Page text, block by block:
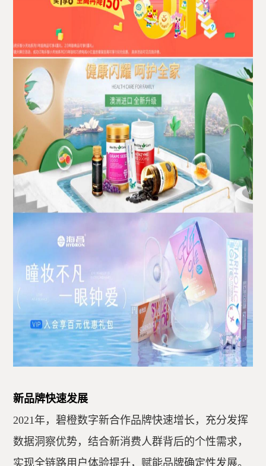
新品牌快速发展
2021年，碧橙数字新合作品牌快速增长，充分发挥
数据洞察优势，结合新消费人群背后的个性需求，
实现全链路用户体验提升，赋能品牌确定性发展。